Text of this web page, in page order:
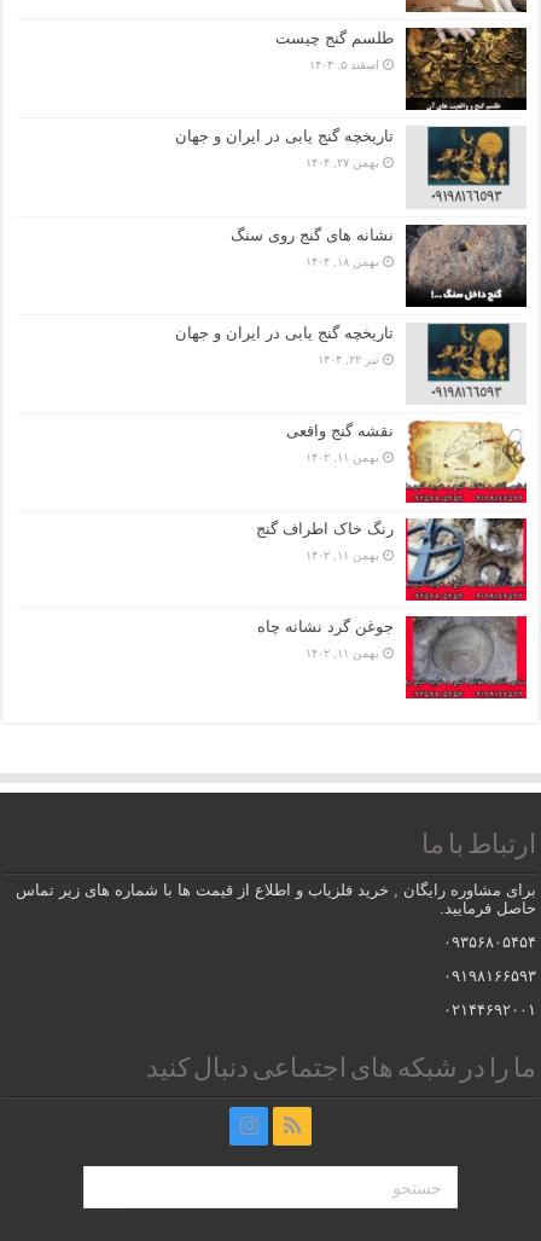
طلسم گنج چیست
اسفند ۵, ۱۴۰۴
تاریخچه گنج‌ یابی در ایران و جهان
بهمن ۲۷, ۱۴۰۴
نشانه های گنج روی سنگ
بهمن ۱۸, ۱۴۰۴
تاریخچه گنج‌ یابی در ایران و جهان
تیر ۲۲, ۱۴۰۴
نقشه گنج واقعی
بهمن ۱۱, ۱۴۰۲
رنگ خاک اطراف گنج
بهمن ۱۱, ۱۴۰۲
جوغن گرد نشانه چاه
بهمن ۱۱, ۱۴۰۲
ارتباط با ما
برای مشاوره رایگان , خرید فلزیاب و اطلاع از قیمت ها با شماره های زیر تماس
حاصل فرمایید.
۰۹۳۵۶۸۰۵۴۵۴
۰۹۱۹۸۱۶۶۵۹۳
۰۲۱۴۴۶۹۲۰۰۱
ما را در شبکه های اجتماعی دنبال کنید